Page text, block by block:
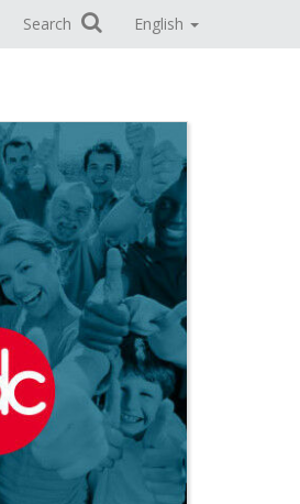
Search English